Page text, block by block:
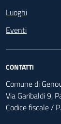
Luoghi
Eventi
CONTATTI
Comune di
Via Garibaldi 9,
Codice fiscale /